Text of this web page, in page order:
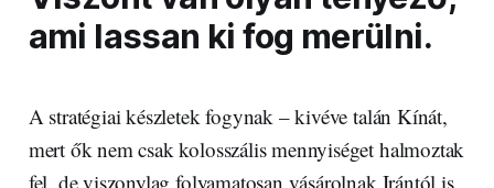
ami lassan ki fog merülni.
A stratégiai készletek fogynak – kivéve talán Kínát,
mert ők nem csak kolosszális mennyiséget halmoztak
fel, de viszonylag folyamatosan vásárolnak Irántól is